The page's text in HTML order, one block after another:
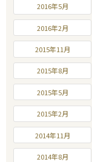
2016年5月
2016年2月
2015年11月
2015年8月
2015年5月
2015年2月
2014年11月
2014年8月